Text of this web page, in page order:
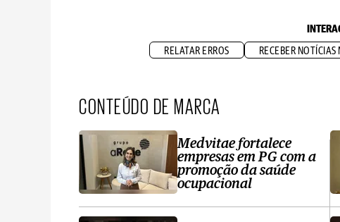
RELATAR ERROS RECEBER NOTÍCIAS
CONTEÚDO DE MARCA
Medvitae fortalece
empresas em PG com a
promoção da saúde
ocupacional